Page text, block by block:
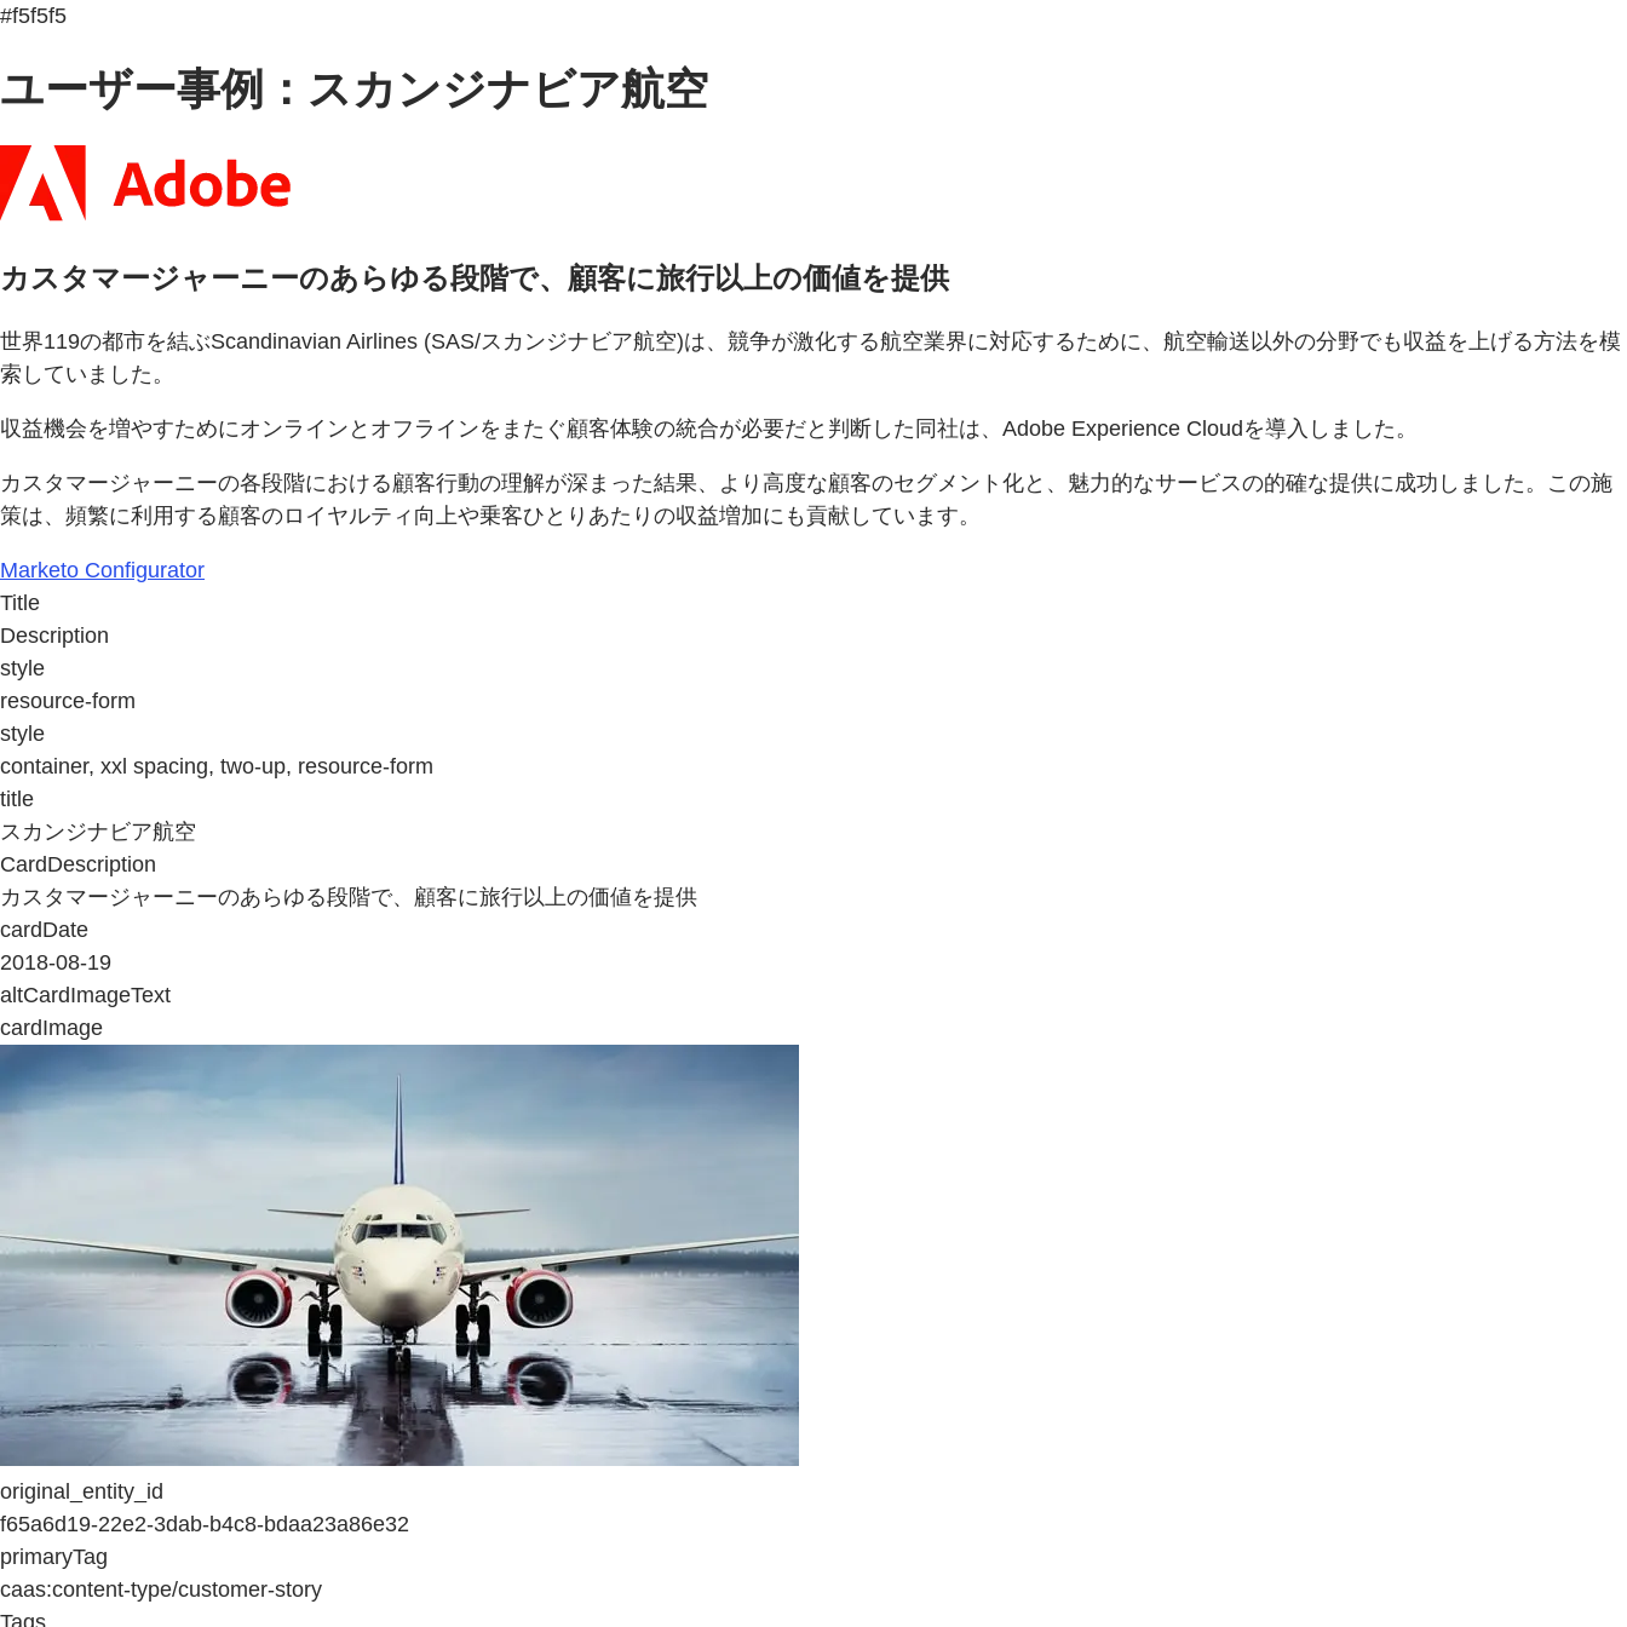
#f5f5f5
ユーザー事例：スカンジナビア航空
カスタマージャーニーのあらゆる段階で、顧客に旅行以上の価値を提供
世界119の都市を結ぶScandinavian Airlines (SAS/スカンジナビア航空)は、競争が激化する航空業界に対応するために、航空輸送以外の分野でも収益を上げる方法を模
索していました。
収益機会を増やすためにオンラインとオフラインをまたぐ顧客体験の統合が必要だと判断した同社は、Adobe Experience Cloudを導入しました。
カスタマージャーニーの各段階における顧客行動の理解が深まった結果、より高度な顧客のセグメント化と、魅力的なサービスの的確な提供に成功しました。この施
策は、頻繁に利用する顧客のロイヤルティ向上や乗客ひとりあたりの収益増加にも貢献しています。
Marketo Configurator
Title
Description
style
resource-form
style
container, xxl spacing, two-up, resource-form
title
スカンジナビア航空
CardDescription
カスタマージャーニーのあらゆる段階で、顧客に旅行以上の価値を提供
cardDate
2018-08-19
altCardImageText
cardImage
original_entity_id
f65a6d19-22e2-3dab-b4c8-bdaa23a86e32
primaryTag
caas:content-type/customer-story